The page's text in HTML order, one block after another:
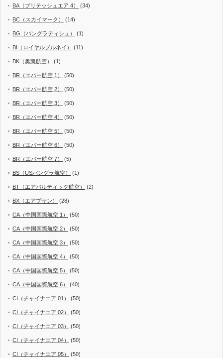
BA（ブリテッシュエア 4） (34)
BC（スカイマーク） (14)
BG（バングラディシュ） (1)
BI（ロイヤルブルネイ） (11)
BK（奥凱航空） (1)
BR（エバー航空 1） (50)
BR（エバー航空 2） (50)
BR（エバー航空 3） (50)
BR（エバー航空 4） (50)
BR（エバー航空 5） (50)
BR（エバー航空 6） (50)
BR（エバー航空 7） (5)
BS（USバングラ航空） (1)
BT（エアバルティック航空） (2)
BX（エアプサン） (28)
CA（中国国際航空 1） (50)
CA（中国国際航空 2） (50)
CA（中国国際航空 3） (50)
CA（中国国際航空 4） (50)
CA（中国国際航空 5） (50)
CA（中国国際航空 6） (40)
CI（チャイナエア 01） (50)
CI（チャイナエア 02） (50)
CI（チャイナエア 03） (50)
CI（チャイナエア 04） (50)
CI（チャイナエア 05） (50)